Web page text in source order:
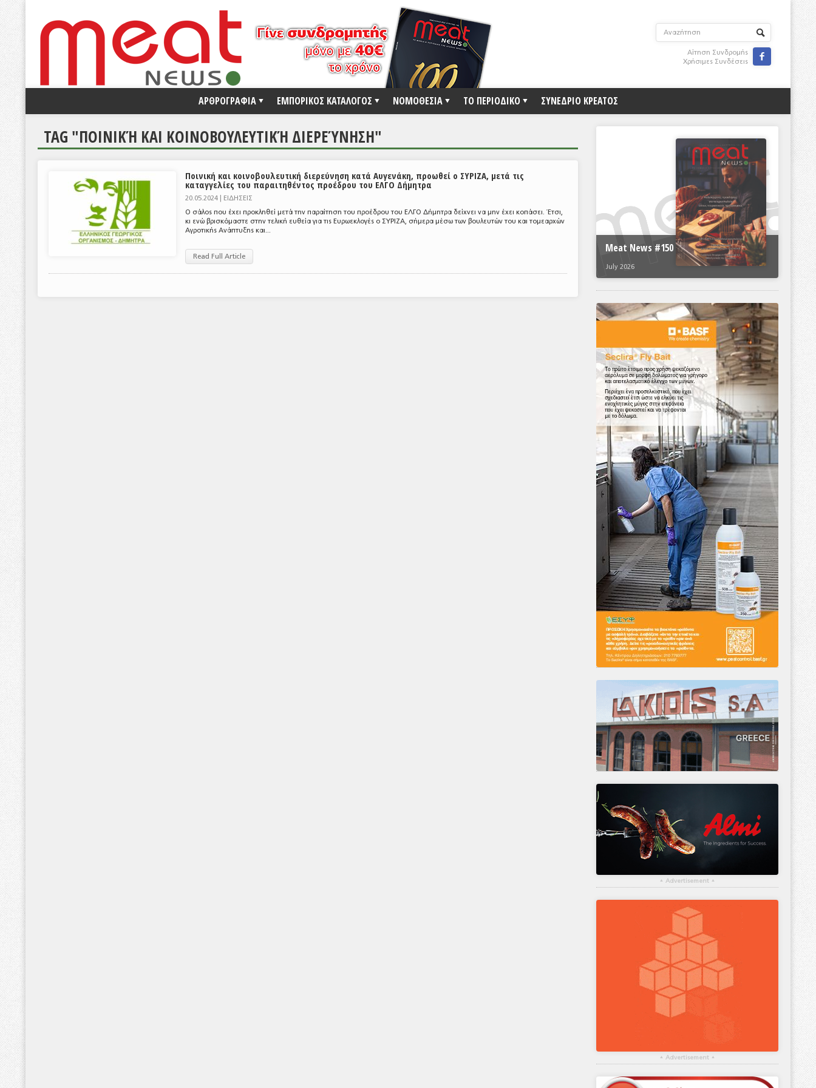
Αίτηση Συνδρομής
Χρήσιμες Συνδέσεις

ΑΡΘΡΟΓΡΑΦΙΑ ΕΜΠΟΡΙΚΟΣ ΚΑΤΑΛΟΓΟΣ ΝΟΜΟΘΕΣΙΑ ΤΟ ΠΕΡΙΟΔΙΚΟ ΣΥΝΕΔΡΙΟ ΚΡΕΑΤΟΣ
TAG "ΠΟΙΝΙΚΉ ΚΑΙ ΚΟΙΝΟΒΟΥΛΕΥΤΙΚΉ ΔΙΕΡΕΎΝΗΣΗ"
Ποινική και κοινοβουλευτική διερεύνηση κατά Αυγενάκη, προωθεί ο ΣΥΡΙΖΑ, μετά τις
καταγγελίες του παραιτηθέντος προέδρου του ΕΛΓΟ Δήμητρα
20.05.2024 | ΕΙΔΗΣΕΙΣ
Ο σάλος που έχει προκληθεί μετά την παραίτηση του προέδρου του ΕΛΓΟ Δήμητρα δείχνει να μην έχει κοπάσει. Έτσι,
κι ενώ βρισκόμαστε στην τελική ευθεία για τις Ευρωεκλογές ο ΣΥΡΙΖΑ, σήμερα μέσω των βουλευτών του και τομεαρχών
Αγροτικής Ανάπτυξης και...
Read Full Article
Meat News #150
July 2026
▴ Advertisement ▴
▴ Advertisement ▴